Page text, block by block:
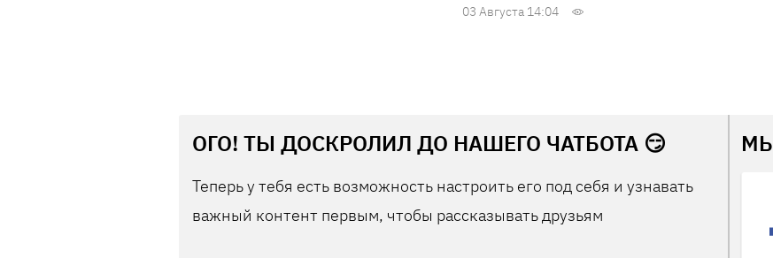
03 Августа 14:04
ОГО! ТЫ ДОСКРОЛИЛ ДО НАШЕГО ЧАТБОТА 😏
Теперь у тебя есть возможность настроить его под себя и узнавать
важный контент первым, чтобы рассказывать друзьям